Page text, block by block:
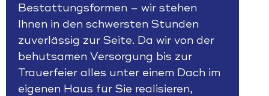
Bestattungsformen – wir stehen
Ihnen in den schwersten Stunden
zuverlässig zur Seite. Da wir von der
behutsamen Versorgung bis zur
Trauerfeier alles unter einem Dach im
eigenen Haus für Sie realisieren,